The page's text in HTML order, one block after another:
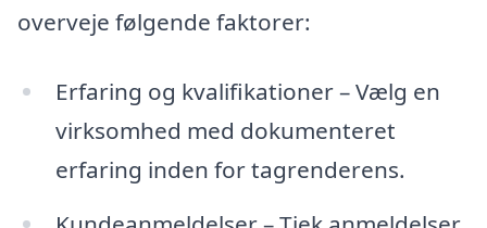
overveje følgende faktorer:
Erfaring og kvalifikationer – Vælg en
virksomhed med dokumenteret
erfaring inden for tagrenderens.